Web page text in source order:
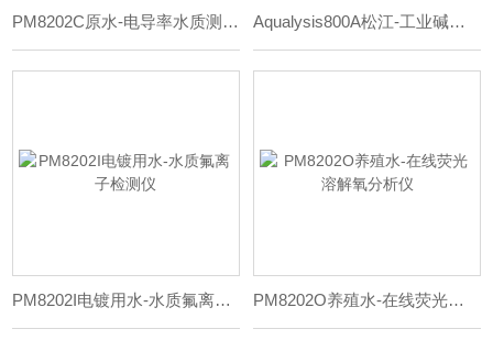
PM8202C原水-电导率水质测定仪 Aqualysis800A松江-工业碱度在线监测仪
PM8202I电镀用水-水质氟离子检测仪 PM8202O养殖水-在线荧光溶解氧分析仪